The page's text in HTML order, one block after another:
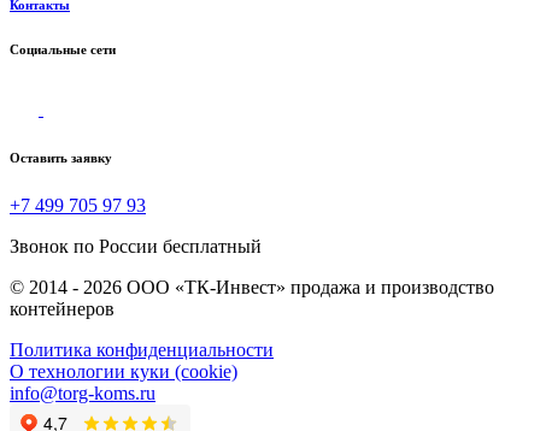
Контакты
Социальные сети
Оставить заявку
+7 499 705 97 93
Звонок по России бесплатный
© 2014 - 2026 ООО «ТК-Инвест» продажа и производство
контейнеров
Политика конфиденциальности
О технологии куки (cookie)
info@torg-koms.ru